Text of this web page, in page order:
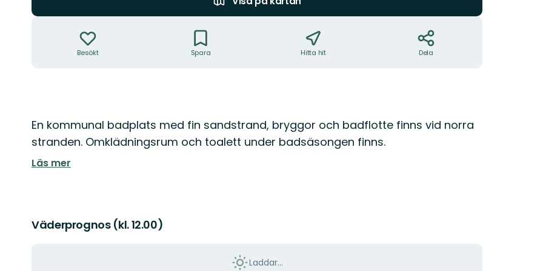
Besökt Spara Hitta hit Dela
Beskrivning
En kommunal badplats med fin sandstrand, bryggor och badflotte finns vid norra
stranden. Omklädningsrum och toalett under badsäsongen finns.
Läs mer
Väderprognos (kl. 12.00)
Laddar...